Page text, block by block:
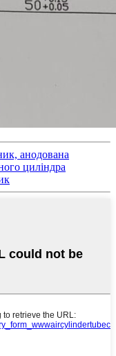
анодована
циліндра